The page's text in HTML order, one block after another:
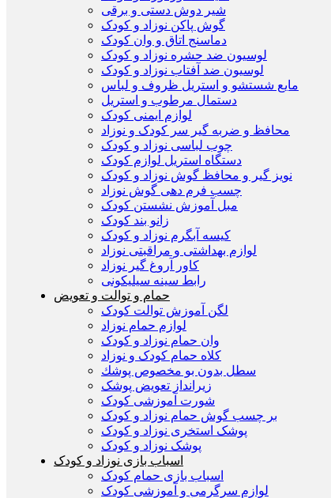
شیر دوش دستی و برقی
گوش پاکن نوزاد و کودک
دماسنج اتاق و وان کودک
لوسیون ضد حشره نوزاد و کودک
لوسیون ضد آفتاب نوزاد و کودک
مایع شستشو و استریل ظروف و لباس
دستمال مرطوب و استریل
لوازم ایمنی کودک
محافظ و ضربه گیر سر کودک و نوزاد
چوب لباسی نوزاد و کودک
دستگاه استریل لوازم کودک
نویز گیر و محافظ گوش نوزاد و کودک
چسب فرم دهی گوش نوزاد
مبل آموزش نشستن کودک
زانو بند کودک
کیسه آبگرم نوزاد و کودک
لوازم بهداشتی و مراقبتی نوزاد
کاور آروغ گیر نوزاد
رابط سینه سیلیکونی
حمام و توالت و تعویض
لگن آموزش توالت کودک
لوازم حمام نوزاد
وان حمام نوزاد و کودک
کلاه حمام کودک و نوزاد
سطل بدون بو مخصوص پوشك
زیرانداز تعویض پوشک
شورت آموزشی کودک
بر چسب گوش حمام نوزاد و کودک
پوشک استخری نوزاد و کودک
پوشک نوزاد و کودک
اسباب بازی نوزاد و کودک
اسباب بازی حمام کودک
لوازم سرگرمی و آموزشی کودک